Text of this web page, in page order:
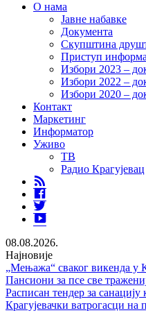
О нама
Јавне набавке
Документа
Скупштина
Приступ
Избори 2023 –
Избори 2022 –
Избори 2020 –
Контакт
Маркетинг
Информатор
Уживо
ТВ
Радио Крагујевац
Youtube
08.08.2026.
Најновије
„Мењажа“ сваког викенда у
Пансиони за псе све
Расписан тендер за
Крагујевачки ватрогасци